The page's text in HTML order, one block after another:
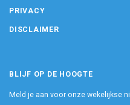
PRIVACY
DISCLAIMER
BLIJF OP DE HOOGTE
Meld je aan voor onze wekelijkse